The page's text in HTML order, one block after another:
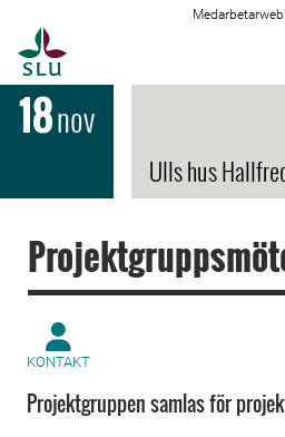
18nov
Ulls hus
KONTAKT
Projektgruppen samlas för